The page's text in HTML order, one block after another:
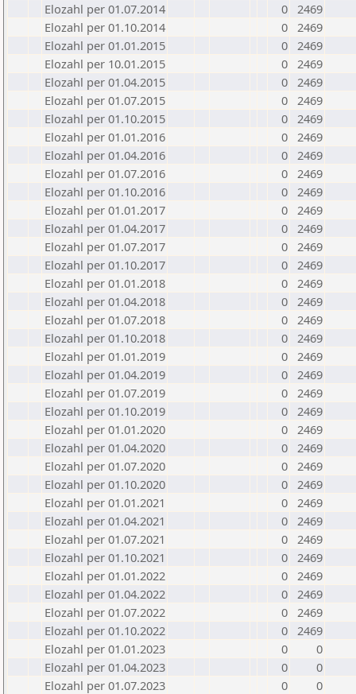
Elozahl per 01.07.2014
0 2469
Elozahl per 01.10.2014
0 2469
Elozahl per 01.01.2015
0 2469
Elozahl per 10.01.2015
0 2469
Elozahl per 01.04.2015
0 2469
Elozahl per 01.07.2015
0 2469
Elozahl per 01.10.2015
0 2469
Elozahl per 01.01.2016
0 2469
Elozahl per 01.04.2016
0 2469
Elozahl per 01.07.2016
0 2469
Elozahl per 01.10.2016
0 2469
Elozahl per 01.01.2017
0 2469
Elozahl per 01.04.2017
0 2469
Elozahl per 01.07.2017
0 2469
Elozahl per 01.10.2017
0 2469
Elozahl per 01.01.2018
0 2469
Elozahl per 01.04.2018
0 2469
Elozahl per 01.07.2018
0 2469
Elozahl per 01.10.2018
0 2469
Elozahl per 01.01.2019
0 2469
Elozahl per 01.04.2019
0 2469
Elozahl per 01.07.2019
0 2469
Elozahl per 01.10.2019
0 2469
Elozahl per 01.01.2020
0 2469
Elozahl per 01.04.2020
0 2469
Elozahl per 01.07.2020
0 2469
Elozahl per 01.10.2020
0 2469
Elozahl per 01.01.2021
0 2469
Elozahl per 01.04.2021
0 2469
Elozahl per 01.07.2021
0 2469
Elozahl per 01.10.2021
0 2469
Elozahl per 01.01.2022
0 2469
Elozahl per 01.04.2022
0 2469
Elozahl per 01.07.2022
0 2469
Elozahl per 01.10.2022
0 2469
Elozahl per 01.01.2023
0
0
Elozahl per 01.04.2023
0
0
Elozahl per 01.07.2023
0
0